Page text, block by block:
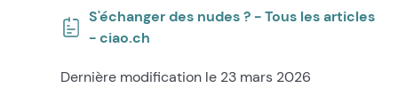
S'échanger des nudes ? - Tous les articles
- ciao.ch
Dernière modification le 23 mars 2026